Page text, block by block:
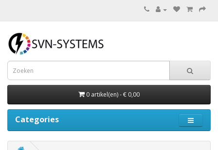
0 artikel(en) - € 0,00
Categories